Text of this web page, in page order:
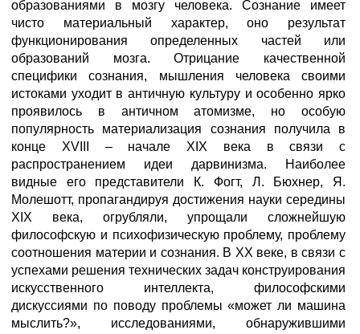
образованиями в мозгу человека. Сознание имеет
чисто материальный характер, оно результат
функционирования определенных частей или
образований мозга. Отрицание качественной
специфики сознания, мышления человека своими
истоками уходит в античную культуру и особенно ярко
проявилось в античном атомизме, но особую
популярность материализация сознания получила в
конце XVIII – начале XIX века в связи с
распространением идеи дарвинизма. Наиболее
видные его представители К. Фогт, Л. Бюхнер, Я.
Молешотт, пропагандируя достижения науки середины
XIX века, огрубляли, упрощали сложнейшую
философскую и психофизическую проблему, проблему
соотношения материи и сознания. В XX веке, в связи с
успехами решения технических задач конструирования
искусственного интеллекта, философскими
дискуссиями по поводу проблемы «может ли машина
мыслить?», исследованиями, обнаружившими